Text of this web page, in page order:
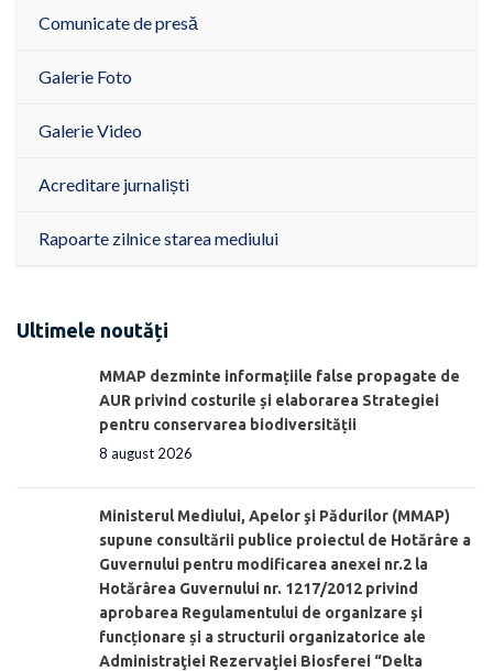
Comunicate de presă
Galerie Foto
Galerie Video
Acreditare jurnaliști
Rapoarte zilnice starea mediului
Ultimele noutăți
MMAP dezminte informațiile false propagate de
AUR privind costurile și elaborarea Strategiei
pentru conservarea biodiversității
8 august 2026
Ministerul Mediului, Apelor şi Pădurilor (MMAP)
supune consultării publice proiectul de Hotărâre a
Guvernului pentru modificarea anexei nr.2 la
Hotărârea Guvernului nr. 1217/2012 privind
aprobarea Regulamentului de organizare şi
funcționare și a structurii organizatorice ale
Administraţiei Rezervaţiei Biosferei “Delta